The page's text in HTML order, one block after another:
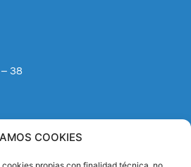
COOKIES
38